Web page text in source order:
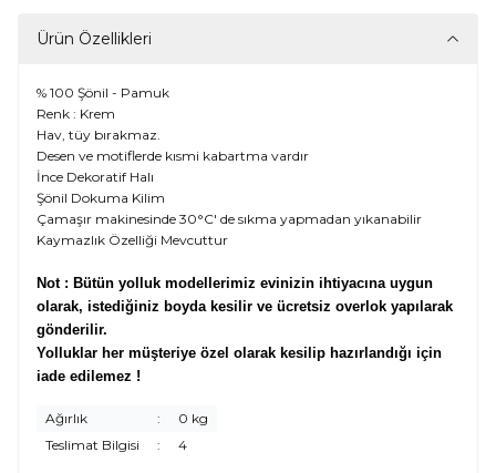
Ürün Özellikleri
% 100 Şönil - Pamuk
Renk : Krem
Hav, tüy bırakmaz.
Desen ve motiflerde kısmi kabartma vardır
İnce Dekoratif Halı
Şönil Dokuma Kilim
Çamaşır makinesinde 30°C' de sıkma yapmadan yıkanabilir
Kaymazlık Özelliği Mevcuttur
Not : Bütün yolluk modellerimiz evinizin ihtiyacına uygun
olarak, istediğiniz boyda kesilir ve ücretsiz overlok yapılarak
gönderilir.
Yolluklar her müşteriye özel olarak kesilip hazırlandığı için
iade edilemez !
Ağırlık :
0 kg
Teslimat Bilgisi
: 4